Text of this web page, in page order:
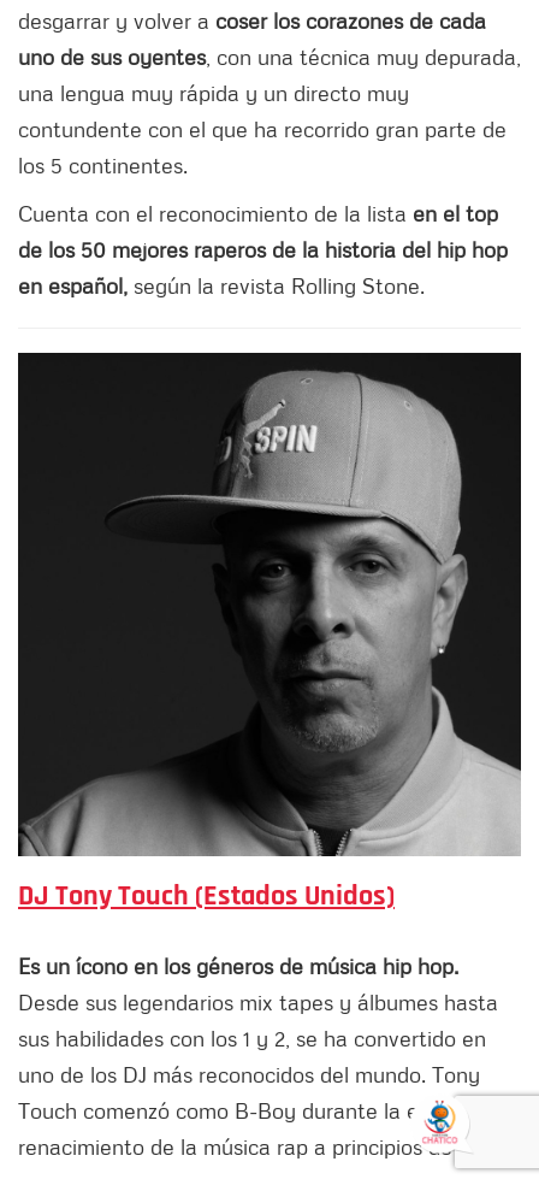
desgarrar y volver a coser los corazones de cada
uno de sus oyentes, con una técnica muy depurada,
una lengua muy rápida y un directo muy
contundente con el que ha recorrido gran parte de
los 5 continentes.
Cuenta con el reconocimiento de la lista en el top
de los 50 mejores raperos de la historia del hip hop
en español, según la revista Rolling Stone.
DJ Tony Touch (Estados Unidos)
Es un ícono en los géneros de música hip hop.
Desde sus legendarios mix tapes y álbumes hasta
sus habilidades con los 1 y 2, se ha convertido en
uno de los DJ más reconocidos del mundo. Tony
Touch comenzó como B-Boy durante la era del
renacimiento de la música rap a principios de los 80.